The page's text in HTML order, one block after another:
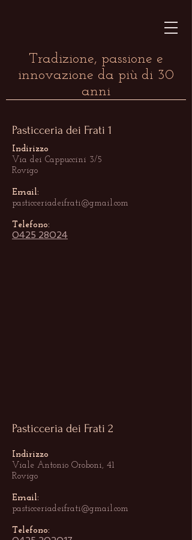
Tradizione, passione e
innovazione da più di 30
anni
Indirizzo
Via dei Cappuccini 3/5
Rovigo
​Email:
pasticceriadeifrati@gmail.com
​Telefono:
0425 28024
Pasticceria dei Frati 1
Pasticceria dei Frati 2
Indirizzo
Viale Antonio Oroboni, 41
Rovigo
​Email:
pasticceriadeifrati@gmail.com
​Telefono: